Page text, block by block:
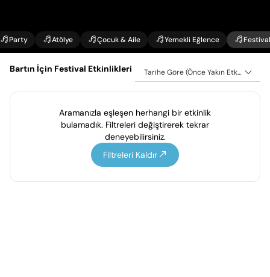
Party Atölye Çocuk & Aile Yemekli Eğlence Festival
Bartın İçin Festival Etkinlikleri Tarihe Göre (Önce Yakın Etkinlikler)
Aramanızla eşleşen herhangi bir etkinlik
bulamadık. Filtreleri değiştirerek tekrar
deneyebilirsiniz.
Filtreleri Kaldır